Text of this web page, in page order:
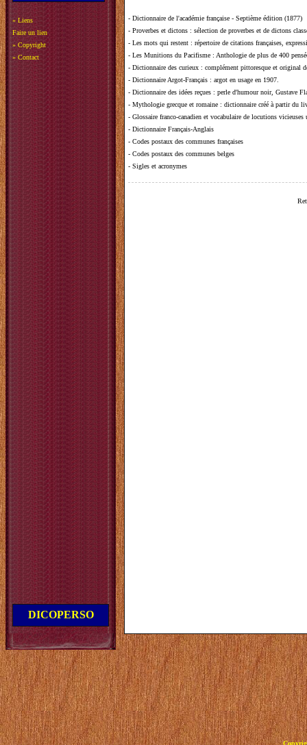
» Liens
Faire un lien
» Copyright
» Contact
DICOPERSO
- Dictionnaire de l'académie française - Septième édition (1877)
- Proverbes et dictons : sélection de proverbes et de dictons
- Les mots qui restent : répertoire de citations françaises,
- Les Munitions du Pacifisme : Anthologie de plus de 400
- Dictionnaire des curieux : complément pittoresque et original
- Dictionnaire Argot-Français : argot en usage en 1907.
- Dictionnaire des idées reçues : perle d'humour noir, Gustave
- Mythologie grecque et romaine : dictionnaire créé à partir du
- Glossaire franco-canadien et vocabulaire de locutions vicieuses
- Dictionnaire Français-Anglais
- Codes postaux des communes françaises
- Codes postaux des communes belges
- Sigles et acronymes